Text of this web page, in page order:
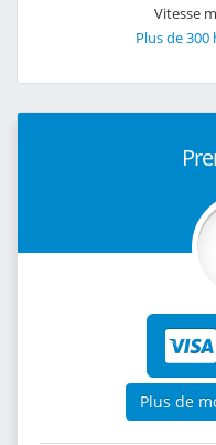
Vitesse
Plus de
Plus de